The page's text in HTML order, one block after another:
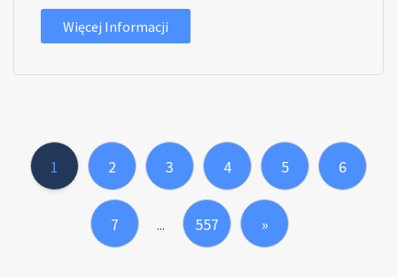
Więcej Informacji
1 2 3 4 5 6
7 ... 557 »